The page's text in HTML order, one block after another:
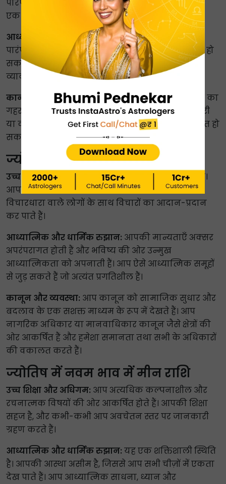
पारंपरिक संस्थानों का सम्मान करते हैं और अपने क्षेत्र में
एक प्रतिष्ठित अधिकारी बन सकते हैं।
आध्यात्मिक और धार्मिक रुझान:आपकी आस्था अक्सर
पारंपरिक, संगठित होती है और प्रतिष्ठित संस्थाओं से जुड़ी हो
सकती है। आप अपने धर्म के नियमों, पदानुक्रम और
व्यावहारिक अनुप्रयोग को महत्व देते हैं।
कानून और व्यवस्था:आप कानून और कानूनी परंपराओं का
गहरा सम्मान करते हैं। एक व्यक्ति के रूप में, आप सरकारी
या कॉर्पोरेट कानूनी ढाँचों में काम करने के लिए आकर्षित हो
सकते हैं।
ज्योतिष में नवम भाव में कुंभ राशि
उच्च शिक्षा और अधिगम:
आप विज्ञान की ओर आकर्षित हैं।
आपकी शिक्षण शैली नई तरह की है, जिससे आप समान
विचारधारा वाले लोगों के साथ विचारों का आदान-प्रदान
कर पाते हैं।
आध्यात्मिक और धार्मिक रुझान: आपकी मान्यताएँ अक्सर
अपरंपरागत होती हैं और भविष्य की ओर उन्मुख
आध्यात्मिकता को अपनाती हैं। आप ऐसे आध्यात्मिक समूहों
से जुड़ सकते हैं जो अत्यंत प्रगतिशील हैं।
कानून और व्यवस्था: आप कानून को सामाजिक सुधार और
बदलाव के एक सशक्त माध्यम के रूप में देखते हैं। आप
नागरिक अधिकार या मानवाधिकार कानून जैसे क्षेत्रों की
ओर आकर्षित हैं और हमेशा समानता तथा सभी के अधिकारों
की वकालत करते हैं।
ज्योतिष में नवम भाव में मीन राशि
उच्च शिक्षा और अधिगम: आप अत्यधिक कल्पनाशील और
रचनात्मक विषयों की ओर आकर्षित होते हैं। आपकी शिक्षा
सहज है, और कभी-कभी आप अवचेतन स्तर पर जानकारी
ग्रहण करते हैं।
आध्यात्मिक और धार्मिक रुझान: यह एक शक्तिशाली स्थिति
है। आपकी आस्था असीम है, जिससे आप सभी चीज़ों में एकता
देख पाते हैं। आप आध्यात्मिक साधना, ध्यान और